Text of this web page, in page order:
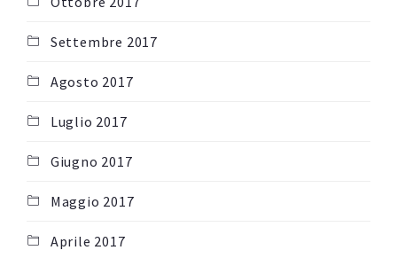
Settembre 2017
Agosto 2017
Luglio 2017
Giugno 2017
Maggio 2017
Aprile 2017